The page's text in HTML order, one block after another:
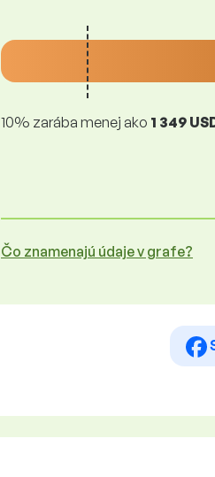
10% zarába menej ako 1 349
Čo znamenajú údaje v grafe?